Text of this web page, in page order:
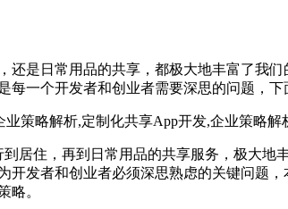
是日常用品的共享，都极大地丰富了我
每一个开发者和创业者需要深思的问题，
居住，再到日常用品的共享服务，极大
开发者和创业者必须深思熟虑的关键问题
略。